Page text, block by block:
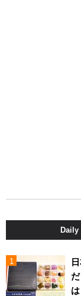
Daily
は